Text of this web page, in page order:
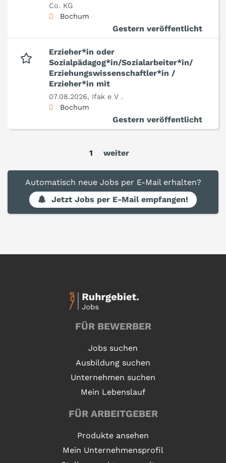
Co. KG
Bochum
Gestern veröffentlicht
Erzieher*in oder
Sozialpädagog*in/Sozialarbeiter*in/
Erziehungswissenschaftler*in /
Erzieher*in mit
07.08.2026, Ifak e V .
Bochum
Gestern veröffentlicht
1 weiter
Automatisch neue Jobs per E-Mail erhalten?
Jetzt Jobs per E-Mail empfangen!
FÜR BEWERBER
Jobs suchen
Ausbildung suchen
Unternehmen suchen
Mein Lebenslauf
FÜR ARBEITGEBER
Produkte ansehen
Mein Unternehmensprofil